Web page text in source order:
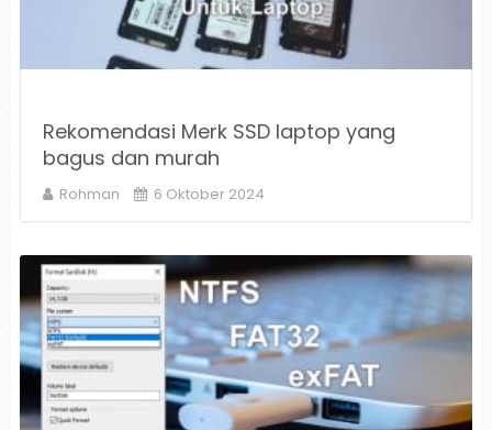
Rekomendasi Merk SSD laptop yang
bagus dan murah
Rohman 6 Oktober 2024